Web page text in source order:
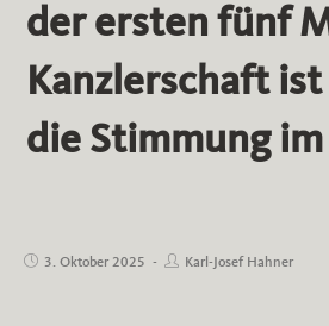
der ersten fünf
Kanzlerschaft ist
die Stimmung
Beitrag
3. Oktober 2025
Beitrags-
Karl-Josef Hahner